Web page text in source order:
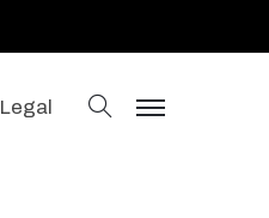
Legal buscar
menu